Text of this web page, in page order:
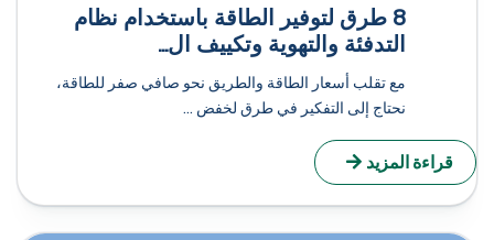
8 طرق لتوفير الطاقة باستخدام نظام
التدفئة والتهوية وتكييف ال...
مع تقلب أسعار الطاقة والطريق نحو صافي صفر للطاقة،
نحتاج إلى التفكير في طرق لخفض ...
قراءة المزيد